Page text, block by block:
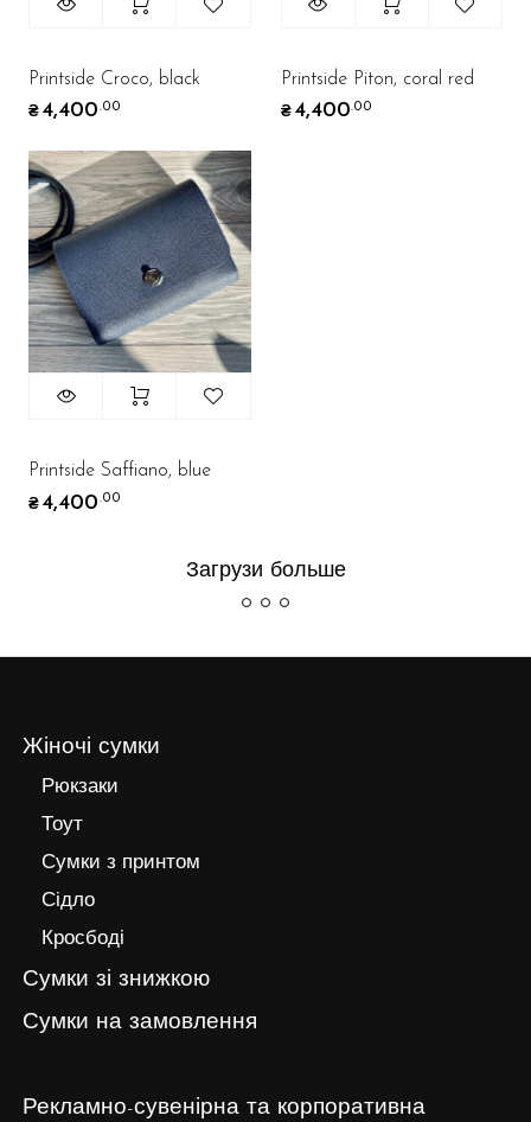
Printside Croco, black
₴ 4,400.00
Printside Piton, coral red
₴ 4,400.00
Printside Saffiano, blue
₴ 4,400.00
Загрузи больше
Жіночі сумки
Рюкзаки
Тоут
Сумки з принтом
Сідло
Кросбоді
Сумки зі знижкою
Сумки на замовлення
Рекламно-сувенірна та корпоративна